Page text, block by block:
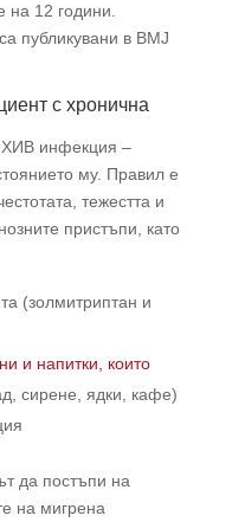
на 12 години.
публикувани в BMJ
с хронична
ХИВ инфекция –
му. Правил е
тежестта и
пристъпи, като
(золмитриптан и
и напитки, които
сирене, ядки, кафе)
да постъпи на
на мигрена